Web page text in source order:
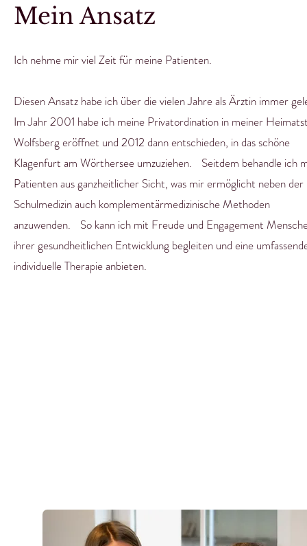
Mein Ansatz
Ich nehme mir viel Zeit für meine Patienten.
Diesen Ansatz habe ich über die vielen Jahre als Ärztin immer
Im Jahr 2001 habe ich meine Privatordination in meiner
Wolfsberg eröffnet und 2012 dann entschieden, in das schöne
Klagenfurt am Wörthersee umzuziehen. Seitdem behandle ich
Patienten aus ganzheitlicher Sicht, was mir ermöglicht neben der
Schulmedizin auch komplementärmedizinische Methoden
anzuwenden. So kann ich mit Freude und Engagement
ihrer gesundheitlichen Entwicklung begleiten und eine
individuelle Therapie anbieten.